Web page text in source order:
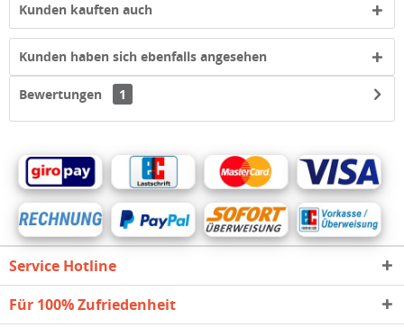
Kunden kauften auch
Kunden haben sich ebenfalls angesehen
Bewertungen 1
Service Hotline
Für 100% Zufriedenheit